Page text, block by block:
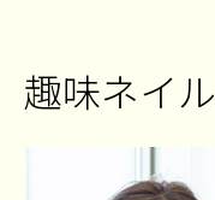
趣味ネイ